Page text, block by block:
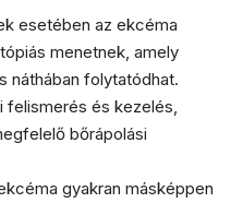
esetében az ekcéma
menetnek, amely
náthában folytatódhat.
felismerés és kezelés,
bőrápolási
gyakran másképpen